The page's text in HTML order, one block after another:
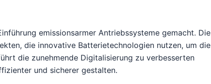
emissionsarmer Antriebssysteme gemacht. Die
die innovative Batterietechnologien nutzen, um die
die zunehmende Digitalisierung zu verbesserten
und sicherer gestalten.